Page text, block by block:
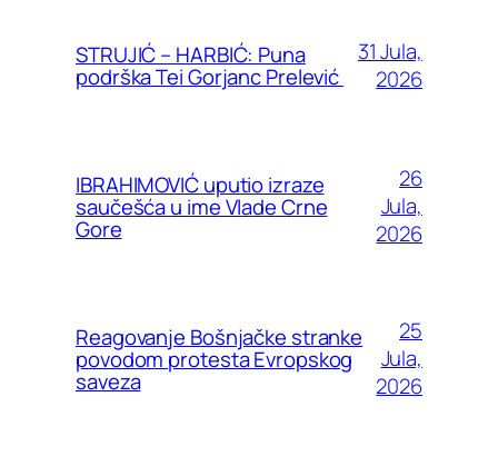
STRUJIĆ – HARBIĆ: Puna
podrška Tei Gorjanc Prelević
31 Jula,
2026
IBRAHIMOVIĆ uputio izraze
saučešća u ime Vlade Crne
Gore
26
Jula,
2026
Reagovanje Bošnjačke stranke
povodom protesta Evropskog
saveza
25
Jula,
2026